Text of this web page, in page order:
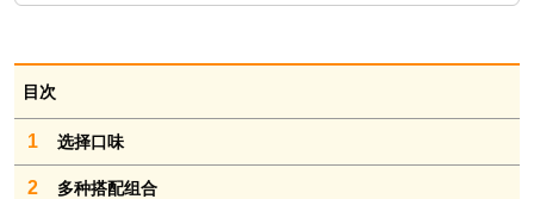
目次
1 选择口味
2 多种搭配组合